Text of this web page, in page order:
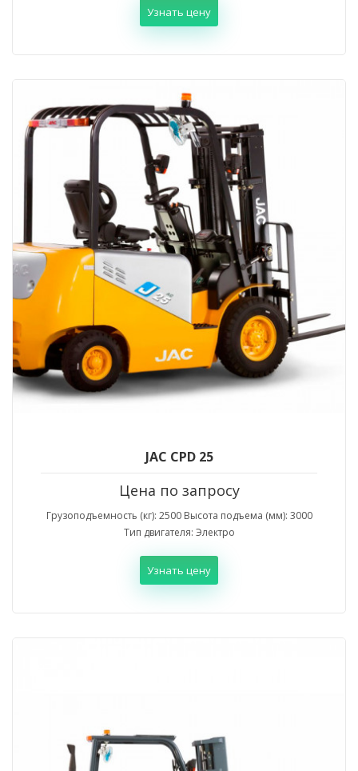
Узнать цену
JAC CPD 25
Цена по запросу
Грузоподъемность (кг): 2500 Высота подъема (мм): 3000
Тип двигателя: Электро
Узнать цену